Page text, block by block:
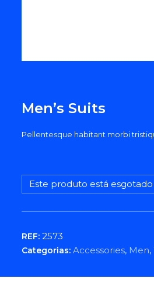
Men’s Suits
Pellentesque habitant morbi
Este produto está
REF: 2573
Categorias: Accessories, Men,